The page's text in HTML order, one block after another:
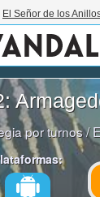
El Señor de los
por turnos/